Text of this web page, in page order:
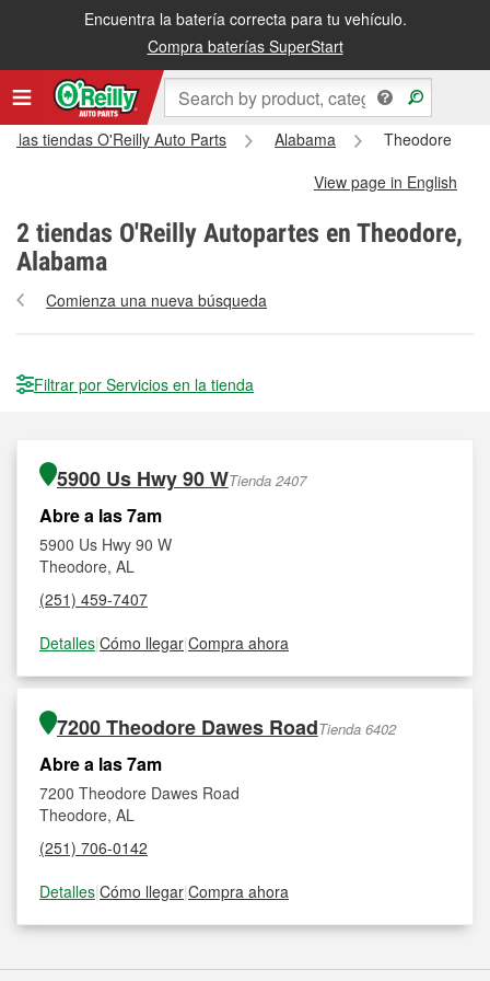
Encuentra la batería correcta para tu vehículo.
Compra baterías SuperStart
las tiendas O'Reilly Auto Parts Alabama
Theodore
View page in English
2 tiendas O'Reilly Autopartes en Theodore,
Alabama
Comienza una nueva búsqueda
Filtrar por Servicios en la tienda
5900 Us Hwy 90 WTienda 2407
Abre a las 7am
5900 Us Hwy 90 W
Theodore, AL
(251) 459-7407
Detalles|Cómo llegar|Compra ahora
7200 Theodore Dawes RoadTienda 6402
Abre a las 7am
7200 Theodore Dawes Road
Theodore, AL
(251) 706-0142
Detalles|Cómo llegar|Compra ahora